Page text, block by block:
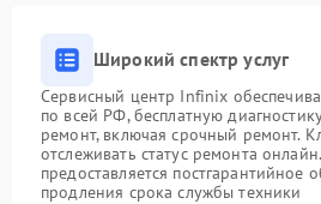
Широкий спектр услуг
Сервисный центр Infinix
по всей РФ, бесплатную
ремонт, включая срочный ремонт.
отслеживать статус ремонта
предоставляется постгарантийное
продления срока службы техники